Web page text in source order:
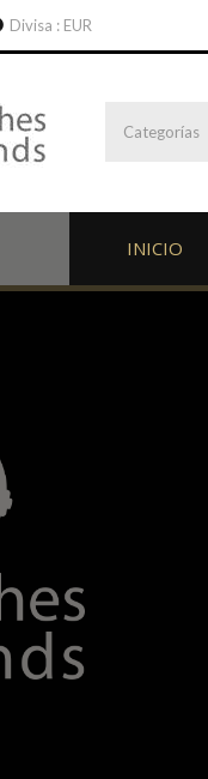
Divisa : EUR
Categorías
INICIO